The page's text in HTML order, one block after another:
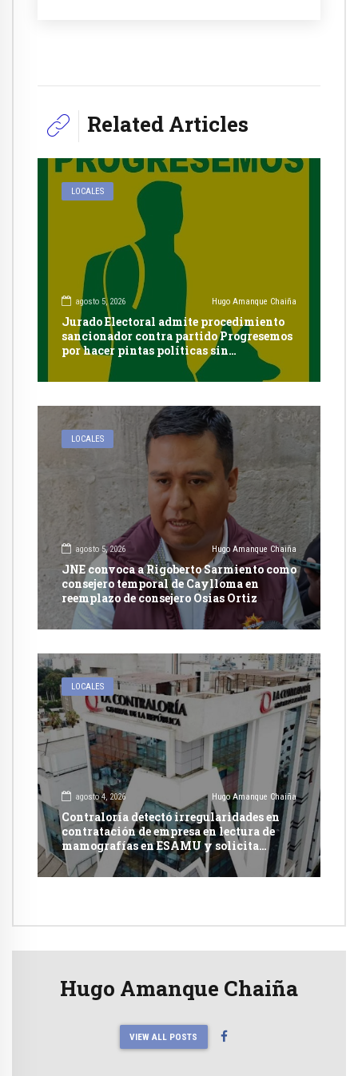
Related Articles
LOCALES
agosto 5, 2026 Hugo Amanque Chaiña
Jurado Electoral admite procedimiento
sancionador contra partido Progresemos
por hacer pintas políticas sin
autorización en Cayma
LOCALES
agosto 5, 2026 Hugo Amanque Chaiña
JNE convoca a Rigoberto Sarmiento como
consejero temporal de Caylloma en
reemplazo de consejero Osias Ortiz
LOCALES
agosto 4, 2026 Hugo Amanque Chaiña
Contraloría detectó irregularidades en
contratación de empresa en lectura de
mamografías en ESAMU y solicita
acciones penales contra funcionarios
Hugo Amanque Chaiña
VIEW ALL POSTS